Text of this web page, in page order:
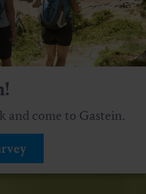
and come to Gastein.